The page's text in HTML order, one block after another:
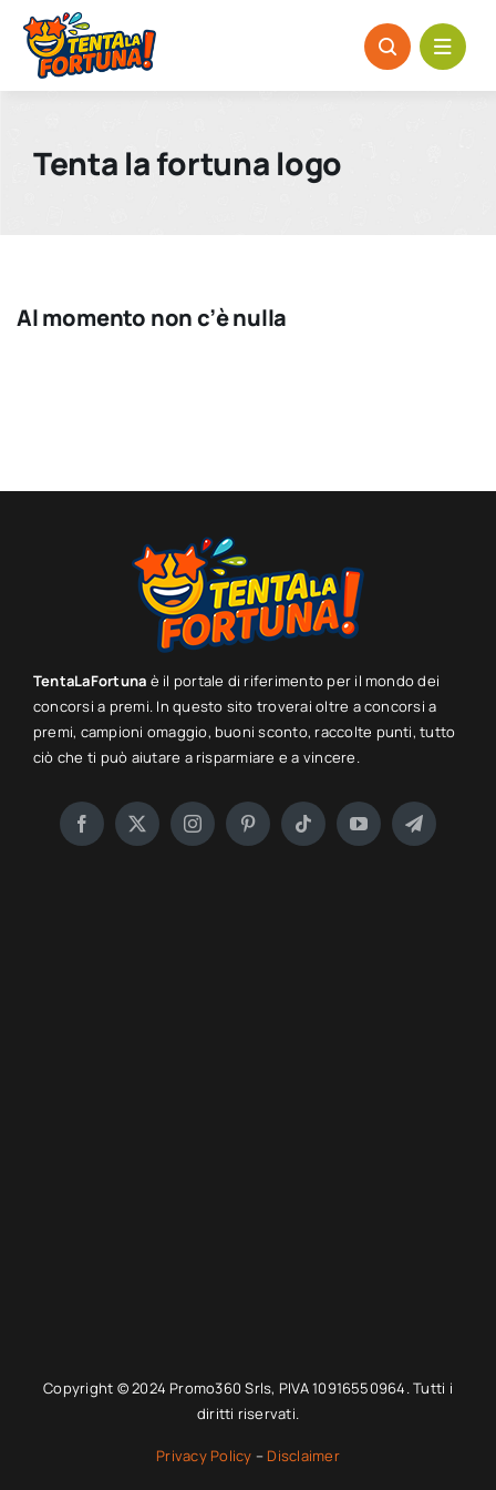
Salta
contenuto
Tenta la fortuna logo
Al momento non c’è nulla
TentaLaFortuna è il portale di riferimento per il mondo dei
concorsi a premi. In questo sito troverai oltre a concorsi a
premi, campioni omaggio, buoni sconto, raccolte punti, tutto
ciò che ti può aiutare a risparmiare e a vincere.
Copyright © 2024 Promo360 Srls, PIVA 10916550964. Tutti i
diritti riservati.
Privacy Policy – Disclaimer